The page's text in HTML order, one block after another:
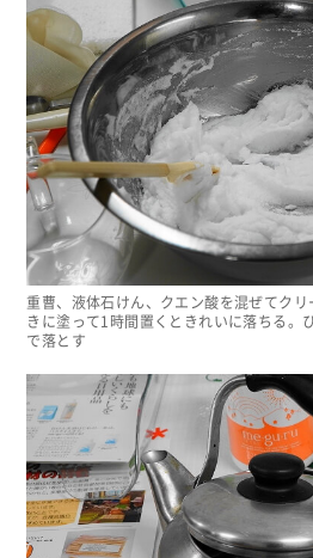
重曹、液体石けん、クエン酸を混ぜてク
きに塗って1時間置くときれいに落ちる。
で落とす